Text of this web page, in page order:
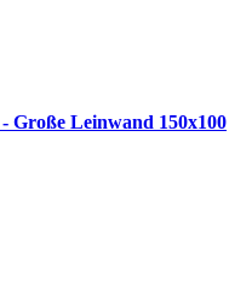
Große Leinwand 150x100